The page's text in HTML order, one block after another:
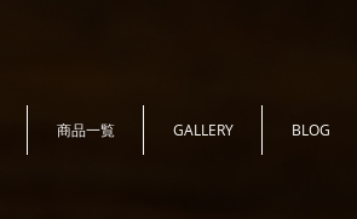
商品一覧 GALLERY BLOG